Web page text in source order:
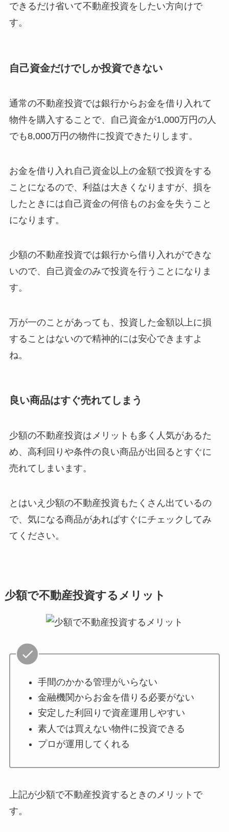
できるだけ省いて不動産投資をしたい方向けで
す。
自己資金だけでしか投資できない
通常の不動産投資では銀行からお金を借り入れて
物件を購入することで、自己資金が1,000万円の人
でも8,000万円の物件に投資できたりします。
お金を借り入れ自己資金以上の金額で投資をする
ことになるので、利益は大きくなりますが、損を
したときには自己資金の何倍ものお金を失うこと
になります。
少額の不動産投資では銀行から借り入れができな
いので、自己資金のみで投資を行うことになりま
す。
万が一のことがあっても、投資した金額以上に損
することはないので精神的には安心できますよ
ね。
良い商品はすぐ売れてしまう
少額の不動産投資はメリットも多く人気があるた
め、高利回りや条件の良い商品が出回るとすぐに
売れてしまいます。
とはいえ少額の不動産投資もたくさん出ているの
で、気になる商品があればすぐにチェックしてみ
てください。
少額で不動産投資するメリット
手間のかかる管理がいらない
金融機関からお金を借りる必要がない
安定した利回りで資産運用しやすい
素人では買えない物件に投資できる
プロが運用してくれる
上記が少額で不動産投資するときのメリットで
す。